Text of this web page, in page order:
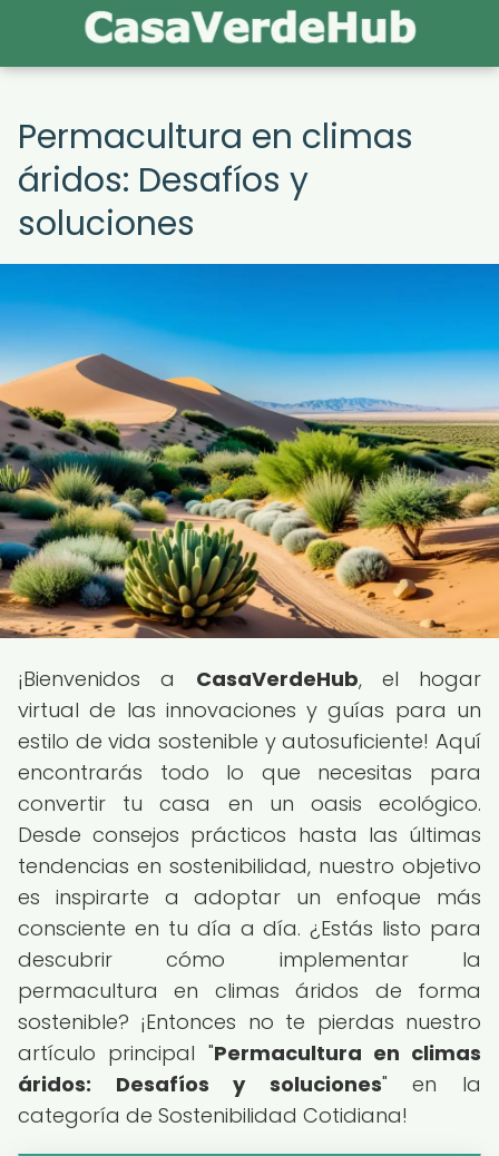
Permacultura en climas
áridos: Desafíos y
soluciones
¡Bienvenidos a CasaVerdeHub, el hogar
virtual de las innovaciones y guías para un
estilo de vida sostenible y autosuficiente! Aquí
encontrarás todo lo que necesitas para
convertir tu casa en un oasis ecológico.
Desde consejos prácticos hasta las últimas
tendencias en sostenibilidad, nuestro objetivo
es inspirarte a adoptar un enfoque más
consciente en tu día a día. ¿Estás listo para
descubrir cómo implementar la
permacultura en climas áridos de forma
sostenible? ¡Entonces no te pierdas nuestro
artículo principal "Permacultura en climas
áridos: Desafíos y soluciones" en la
categoría de Sostenibilidad Cotidiana!